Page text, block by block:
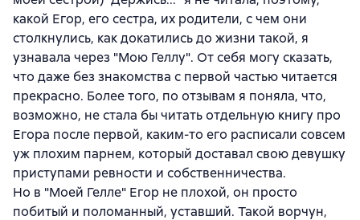
какой Егор, его сестра, их родители, с чем они
столкнулись, как докатились до жизни такой, я
узнавала через "Мою Геллу". От себя могу сказать,
что даже без знакомства с первой частью читается
прекрасно. Более того, по отзывам я поняла, что,
возможно, не стала бы читать отдельную книгу про
Егора после первой, каким-то его расписали совсем
уж плохим парнем, который доставал свою девушку
приступами ревности и собственничества.
Но в "Моей Гелле" Егор не плохой, он просто
побитый и поломанный, уставший. Такой ворчун,